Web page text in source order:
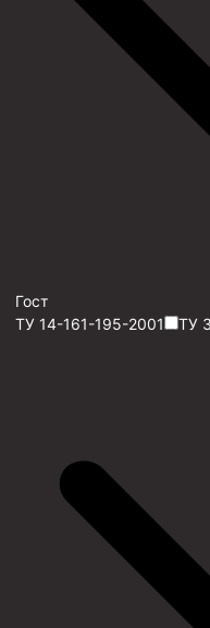
Гост
ТУ 14-161-195-2001
ТУ